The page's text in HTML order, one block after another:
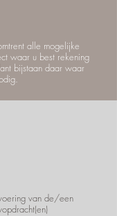
alle mogelijke
waar u best rekening
bijstaan daar waar
van de/een